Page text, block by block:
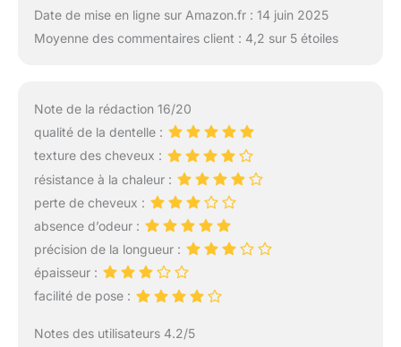
Date de mise en ligne sur Amazon.fr : 14 juin 2025
Moyenne des commentaires client : 4,2 sur 5 étoiles
Note de la rédaction 16/20
qualité de la dentelle :
texture des cheveux :
résistance à la chaleur :
perte de cheveux :
absence d’odeur :
précision de la longueur :
épaisseur :
facilité de pose :
Notes des utilisateurs 4.2/5